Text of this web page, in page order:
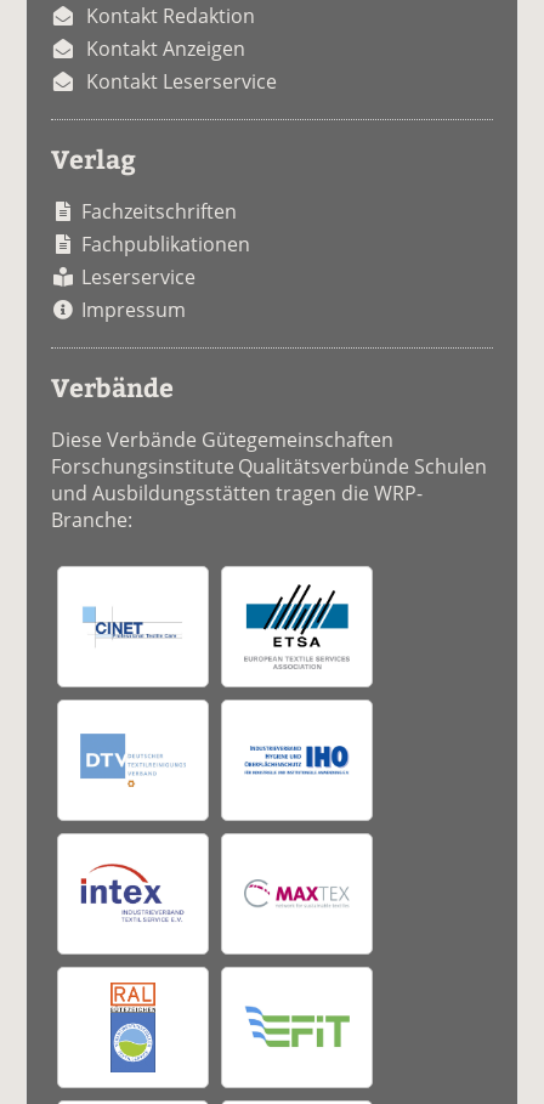
Kontakt Redaktion
Kontakt Anzeigen
Kontakt Leserservice
Verlag
Fachzeitschriften
Fachpublikationen
Leserservice
Impressum
Verbände
Diese Verbände Gütegemeinschaften
Forschungsinstitute Qualitätsverbünde Schulen
und Ausbildungsstätten tragen die WRP-
Branche: